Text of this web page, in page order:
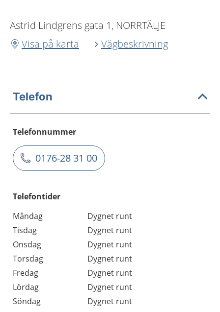
Astrid Lindgrens gata 1, NORRTÄLJE
Visa på karta
Vägbeskrivning
Telefon
Telefonnummer
0176-28 31 00
Telefontider
Måndag
Dygnet runt
Tisdag
Dygnet runt
Onsdag
Dygnet runt
Torsdag
Dygnet runt
Fredag
Dygnet runt
Lördag
Dygnet runt
Söndag
Dygnet runt